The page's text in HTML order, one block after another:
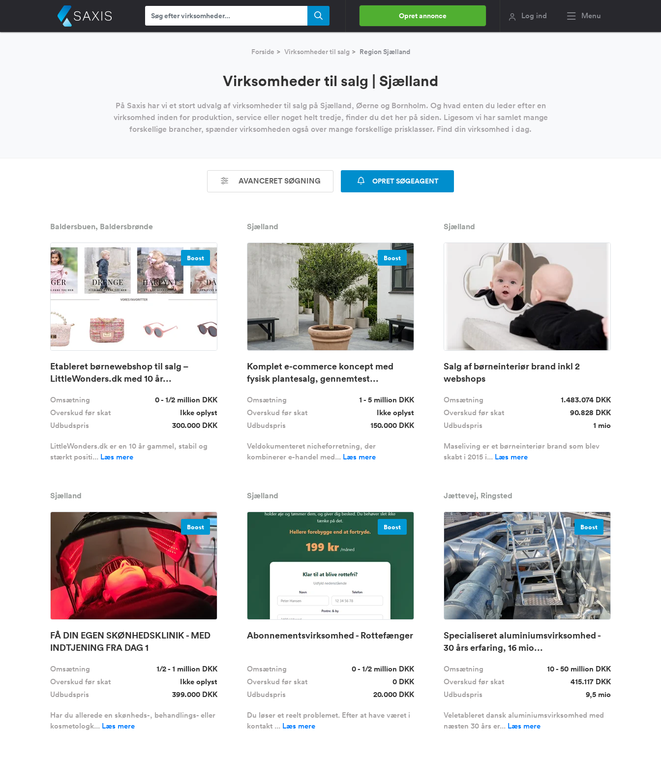
Opret annonce Log ind Menu
Forside Virksomheder til salg Region Sjælland
Virksomheder til salg | Sjælland
På Saxis har vi et stort udvalg af virksomheder til salg på Sjælland, Øerne og Bornholm. Og hvad enten du leder efter en
virksomhed inden for produktion, service eller noget helt tredje, finder du det her på siden. Ligesom vi har samlet mange
forskellige brancher, spænder virksomheden også over mange forskellige prisklasser. Find din virksomhed i dag.
AVANCERET SØGNING OPRET SØGEAGENT
Baldersbuen, Baldersbrønde
Boost
Etableret børnewebshop til salg –
LittleWonders.dk med 10 år...
Omsætning
0 - 1/2 million DKK
Overskud før skat
Ikke oplyst
Udbudspris
300.000 DKK
LittleWonders.dk er en 10 år gammel, stabil og
stærkt positi... Læs mere
Sjælland
Boost
Komplet e-commerce koncept med
fysisk plantesalg, gennemtest...
Omsætning
1 - 5 million DKK
Overskud før skat
Ikke oplyst
Udbudspris
150.000 DKK
Veldokumenteret nicheforretning, der
kombinerer e-handel med... Læs mere
Sjælland
Salg af børneinteriør brand inkl 2
webshops
Omsætning
1.483.074 DKK
Overskud før skat
90.828 DKK
Udbudspris
1 mio
Maseliving er et børneinteriør brand som blev
skabt i 2015 i... Læs mere
Sjælland
Boost
FÅ DIN EGEN SKØNHEDSKLINIK - MED
INDTJENING FRA DAG 1
Omsætning
1/2 - 1 million DKK
Overskud før skat
Ikke oplyst
Udbudspris
399.000 DKK
Har du allerede en skønheds-, behandlings- eller
kosmetologk... Læs mere
Sjælland
Boost
Abonnementsvirksomhed - Rottefænger
Omsætning
0 - 1/2 million DKK
Overskud før skat
0 DKK
Udbudspris
20.000 DKK
Du løser et reelt problemet. Efter at have været i
kontakt ... Læs mere
Jættevej, Ringsted
Boost
Specialiseret aluminiumsvirksomhed -
30 års erfaring, 16 mio...
Omsætning
10 - 50 million DKK
Overskud før skat
415.117 DKK
Udbudspris
9,5 mio
Veletableret dansk aluminiumsvirksomhed med
næsten 30 års er... Læs mere